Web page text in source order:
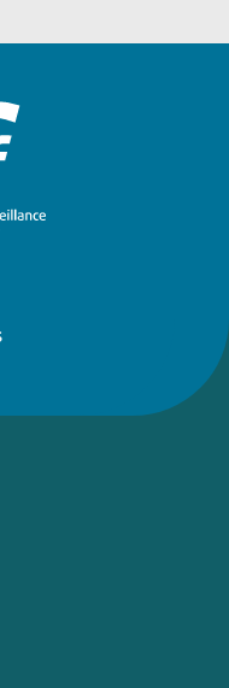
uns
uns